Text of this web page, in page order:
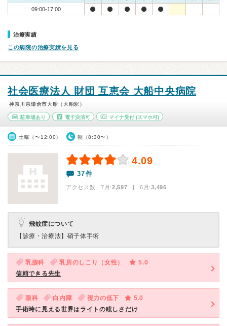
09:00-17:00
治療実績
この病院の治療実績を見る
社会医療法人 財団 互恵会 大船中央病院
神奈川県鎌倉市大船（大船駅）
駐車場あり 電子決済可 マイナ受付 (スマホ可)
土曜（〜12:00） 朝（8:30〜）
4.09
37件
アクセス数 7月:2,597 | 6月:3,496
飛蚊症について
【診療・治療法】 硝子体手術
乳腺科 乳房のしこり（女性）
5.0
信頼できる先生
眼科 白内障 視力の低下
5.0
手術時に見える世界はライトの眩しさだけ